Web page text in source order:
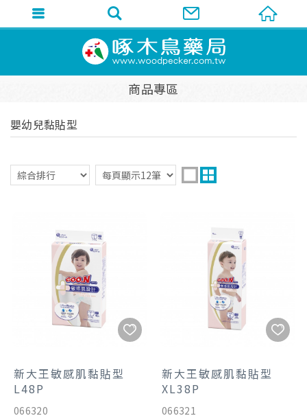
商品專區
嬰幼兒黏貼型
新大王敏感肌黏貼型
L48P
066320
新大王敏感肌黏貼型
XL38P
066321